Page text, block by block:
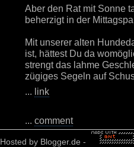
Aber den Rat mit Sonne
beherzigt in der
Mit unserer alten
ist, hättest Du da
strengt das lahme
zügiges Segeln auf
... link
... comment
Hosted by Blogger.de -